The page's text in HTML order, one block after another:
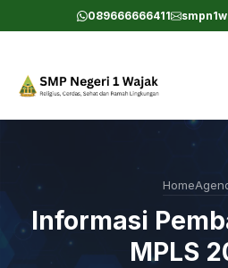
to
089666666411
Home
Informasi
MPLS